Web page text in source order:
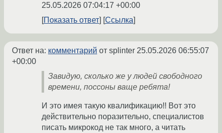
25.05.2026 07:04:17 +00:00
Показать ответ
Ссылка
Ответ на: комментарий от splinter 25.05.2026 06:55:07
+00:00
Завидую, сколько же у людей свободного
времени, поссоны ваще ребята!
И это имея такую квалификацию!! Вот это
действительно поразительно, специалистов
писать микрокод не так много, а читать